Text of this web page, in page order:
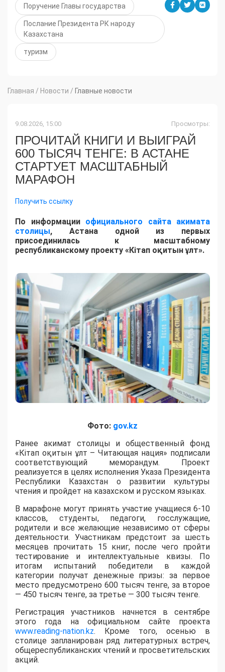
Поручение Главы государства
Послание Президента РК народу
Казахстана
туризм
Главная / Новости / Главные новости
9.08.2026, 15:00 Просмотры:
ПРОЧИТАЙ КНИГИ И ВЫИГРАЙ
600 ТЫСЯЧ ТЕНГЕ: В АСТАНЕ
СТАРТУЕТ МАСШТАБНЫЙ
МАРАФОН
Получить ссылку
По информации официального сайта акимата
столицы, Астана одной из первых
присоединилась к масштабному
республиканскому проекту «Кітап оқитын ұлт».
Фото: gov.kz
Ранее акимат столицы и общественный фонд
«Кітап оқитын ұлт – Читающая нация» подписали
соответствующий меморандум. Проект
реализуется в целях исполнения Указа Президента
Республики Казахстан о развитии культуры
чтения и пройдет на казахском и русском языках.
В марафоне могут принять участие учащиеся 6-10
классов, студенты, педагоги, госслужащие,
родители и все желающие независимо от сферы
деятельности. Участникам предстоит за шесть
месяцев прочитать 15 книг, после чего пройти
тестирование и интеллектуальные квизы. По
итогам испытаний победители в каждой
категории получат денежные призы: за первое
место предусмотрено 600 тысяч тенге, за второе
— 450 тысяч тенге, за третье — 300 тысяч тенге.
Регистрация участников начнется в сентябре
этого года на официальном сайте проекта
www.reading-nation.kz. Кроме того, осенью в
столице запланирован ряд литературных встреч,
общереспубликанских чтений и просветительских
акций.